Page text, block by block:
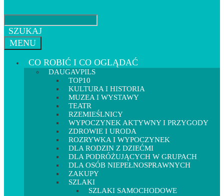
SZUKAJ
MENU
CO ROBIĆ I CO OGLĄDAĆ
DAUGAVPILS
TOP10
KULTURA I HISTORIA
MUZEA I WYSTAWY
TEATR
RZEMIEŚLNICY
WYPOCZYNEK AKTYWNY I PRZYGODY
ZDROWIE I URODA
ROZRYWKA I WYPOCZYNEK
DLA RODZIN Z DZIEĆMI
DLA PODRÓŻUJĄCYCH W GRUPACH
DLA OSÓB NIEPEŁNOSPRAWNYCH
ZAKUPY
SZLAKI
SZLAKI SAMOCHODOWE